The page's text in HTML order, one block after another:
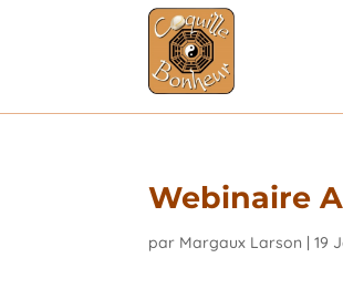
Webinaire
par Margaux Larson |19